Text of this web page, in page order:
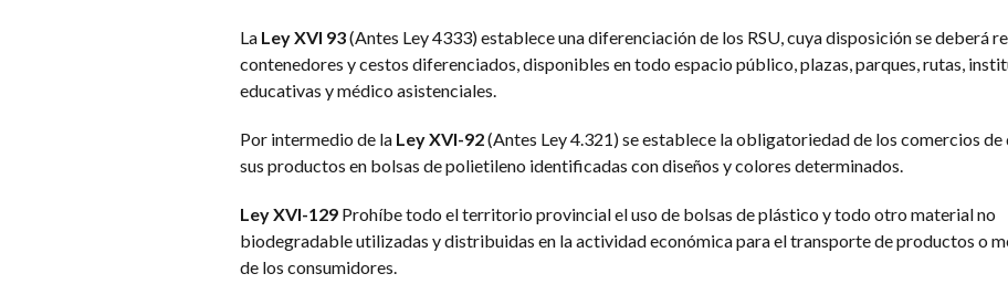
La Ley XVI 93(Antes Ley 4333) establece una diferenciación de los RSU, cuya disposición se deberá
contenedores y cestos diferenciados, disponibles en todo espacio público, plazas, parques, rutas,
educativas y médico asistenciales.
Por intermedio de la Ley XVI-92(Antes Ley 4.321) se establece la obligatoriedad de los comercios de
sus productos en bolsas de polietileno identificadas con diseños y colores determinados.
Ley XVI-129Prohíbe todo el territorio provincial el uso de bolsas de plástico y todo otro material no
biodegradable utilizadas y distribuidas en la actividad económica para el transporte de productos o
de los consumidores.